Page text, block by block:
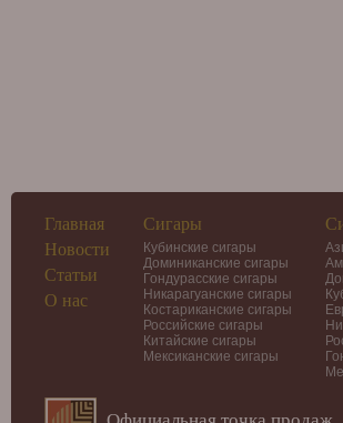
Главная
Новости
Статьи
О нас
Сигары
Кубинские сигары
Доминиканские сигары
Гондурасские сигары
Никарагуанские сигары
Костариканские сигары
Российские сигары
Китайские сигары
Мексиканские сигары